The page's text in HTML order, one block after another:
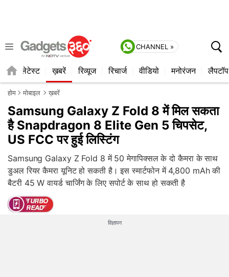
CHANNEL »
लेटेस्ट ख़बरें रिव्यूज रिचार्ज वीडियो मनोरंजन लैपटॉप
होम मोबाइल ख़बरें
Samsung Galaxy Z Fold 8 में मिल सकता
है Snapdragon 8 Elite Gen 5 चिपसेट,
US FCC पर हुई लिस्टिंग
Samsung Galaxy Z Fold 8 में 50 मेगापिक्सल के दो कैमरा के साथ
डुअल रियर कैमरा यूनिट हो सकती है। इस स्मार्टफोन में 4,800 mAh की
बैटरी 45 W वायर्ड चार्जिंग के लिए सपोर्ट के साथ हो सकती है
विज्ञापन